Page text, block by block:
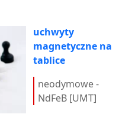
uchwyty
magnetyczne na
tablice
neodymowe -
NdFeB [UMT]